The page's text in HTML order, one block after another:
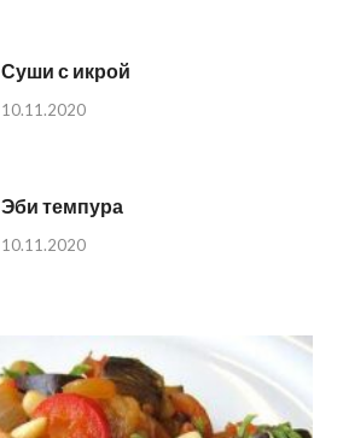
Суши с икрой
10.11.2020
Эби темпура
10.11.2020